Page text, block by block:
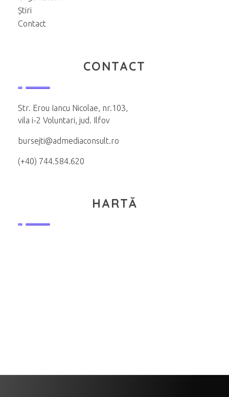
Știri
Contact
CONTACT
Str. Erou Iancu Nicolae, nr.103,
vila i-2 Voluntari, jud. Ilfov
bursejti@admediaconsult.ro
(+40) 744.584.620
HARTĂ